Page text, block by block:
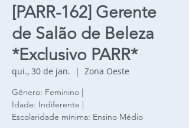
[PARR-162] Gerente
de Salão de Beleza
*Exclusivo PARR*
qui., 30 de jan.
  |
Zona Oeste
Gênero: Feminino |
Idade: Indiferente |
Escolaridade mínima: Ensino Médio